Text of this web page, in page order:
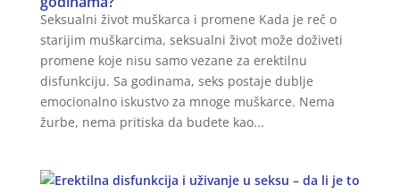
Seksualni život muškarca i promene Kada je reč o
starijim muškarcima, seksualni život može doživeti
promene koje nisu samo vezane za erektilnu
disfunkciju. Sa godinama, seks postaje dublje
emocionalno iskustvo za mnoge muškarce. Nema
žurbe, nema pritiska da budete kao...